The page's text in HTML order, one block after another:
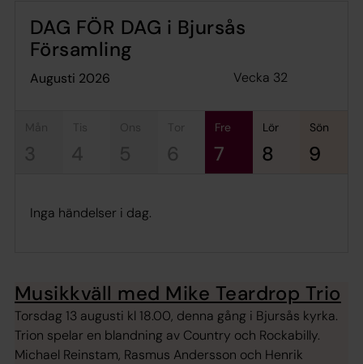
DAG FÖR DAG i Bjursås
Församling
augusti 2026 Vecka 32
tis
4
tor
6
fre
7
lör
8
sön
9
Inga händelser i dag.
Musikkväll med Mike Teardrop Trio
Torsdag 13 augusti kl 18.00, denna gång i Bjursås kyrka.
Trion spelar en blandning av Country och Rockabilly.
Michael Reinstam, Rasmus Andersson och Henrik